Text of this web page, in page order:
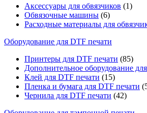
Аксессуары для обвязчиков (1)
Обвязочные машины (6)
Расходные материалы для
Оборудование для DTF печати
Принтеры для DTF печати (85)
Дополнительное оборудование
Клей для DTF печати (15)
Пленка и бумага для DTF печати
Чернила для DTF печати (42)